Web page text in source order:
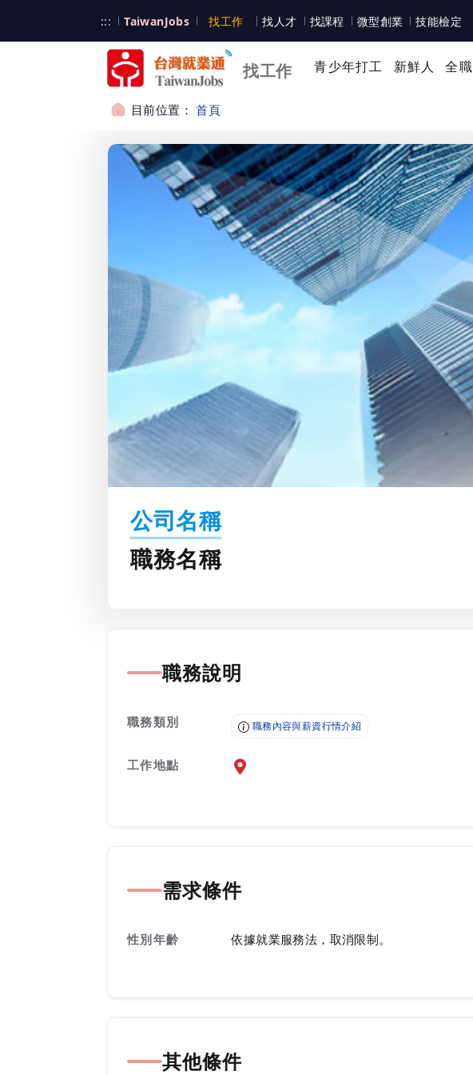
::: TaiwanJobs 台灣就業通
找工作 台灣就業通
找人才 找課程 微型創業 技能檢定
找工作 青少年打工 新鮮人 全職
目前位置：首頁
公司名稱
職務名稱
職務說明
職務類別 職務內容與薪資行情介紹
工作地點 前往查看地圖
需求條件
性別年齡 依據就業服務法，取消限制。
其他條件